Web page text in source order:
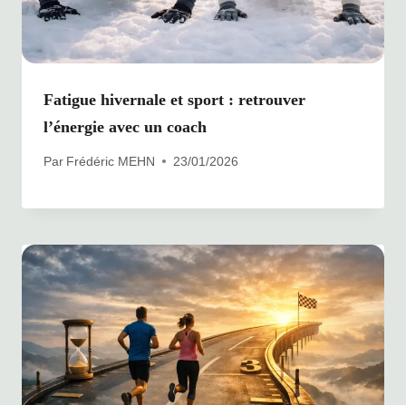
Fatigue hivernale et sport : retrouver
l’énergie avec un coach
Par Frédéric MEHN 23/01/2026